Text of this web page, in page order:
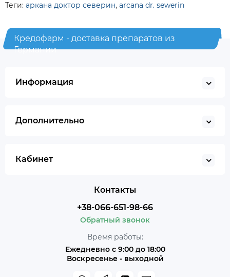
Теги: аркана доктор северин, arcana dr. sewerin
Кредофарм - доставка препаратов из
Германии
Информация
Дополнительно
Кабинет
Контакты
+38-066-651-98-66
Обратный звонок
Время работы:
Ежедневно с 9:00 до 18:00
Воскресенье - выходной